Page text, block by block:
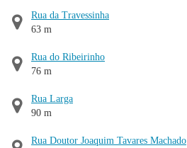
Rua da Travessinha
63 m
Rua do Ribeirinho
76 m
Rua Larga
90 m
Rua Doutor Joaquim Tavares Machado